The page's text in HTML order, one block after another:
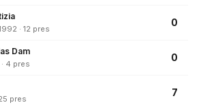
· 12 pres
0
Dam
4 pres
0
pres
7